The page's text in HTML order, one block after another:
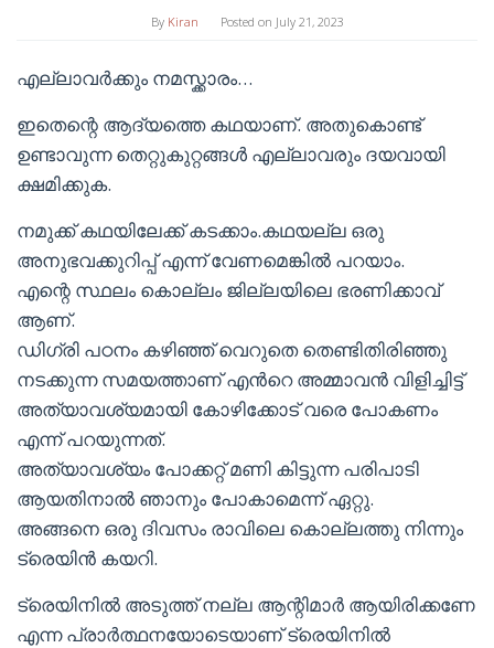
By Kiran Posted on July 21, 2023
എല്ലാവർക്കും നമസ്ക്കാരം…
ഇതെന്റെ ആദ്യത്തെ കഥയാണ്. അതുകൊണ്ട്
ഉണ്ടാവുന്ന തെറ്റുകുറ്റങ്ങൾ എല്ലാവരും ദയവായി
ക്ഷമിക്കുക.
നമുക്ക് കഥയിലേക്ക് കടക്കാം.കഥയല്ല ഒരു
അനുഭവക്കുറിപ്പ് എന്ന് വേണമെങ്കിൽ പറയാം.
എന്റെ സ്ഥലം കൊല്ലം ജില്ലയിലെ ഭരണിക്കാവ്
ആണ്.
ഡിഗ്രി പഠനം കഴിഞ്ഞ് വെറുതെ തെണ്ടിതിരിഞ്ഞു
നടക്കുന്ന സമയത്താണ് എൻറെ അമ്മാവൻ വിളിച്ചിട്ട്
അത്യാവശ്യമായി കോഴിക്കോട് വരെ പോകണം
എന്ന് പറയുന്നത്.
അത്യാവശ്യം പോക്കറ്റ് മണി കിട്ടുന്ന പരിപാടി
ആയതിനാൽ ഞാനും പോകാമെന്ന് ഏറ്റു.
അങ്ങനെ ഒരു ദിവസം രാവിലെ കൊല്ലത്തു നിന്നും
ട്രെയിൻ കയറി.
ട്രെയിനിൽ അടുത്ത് നല്ല ആന്റിമാർ ആയിരിക്കണേ
എന്ന പ്രാർത്ഥനയോടെയാണ് ട്രെയിനിൽ